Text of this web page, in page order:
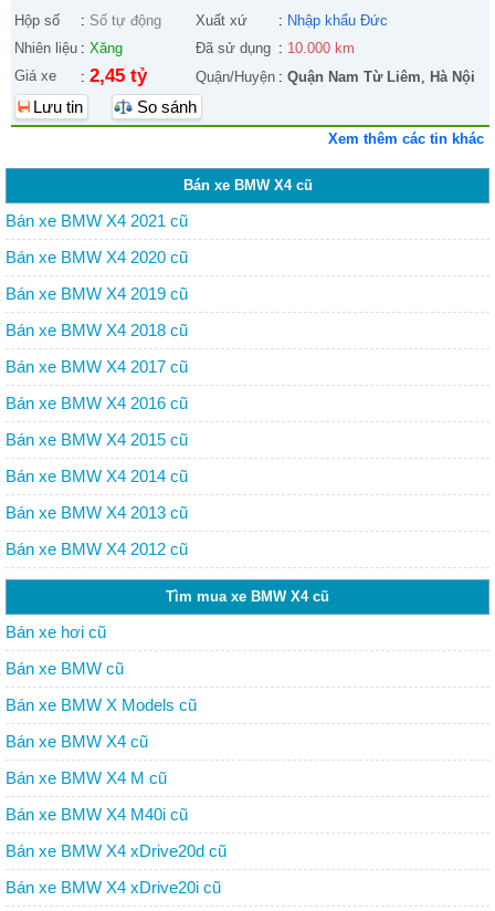
Hộp số : Số tự động Xuất xứ : Nhập khẩu Đức
Nhiên liệu : Xăng Đã sử dụng : 10.000 km
Giá xe
: 2,45 tỷ Quận/Huyện : Quận Nam Từ Liêm, Hà Nội
Lưu tin So sánh
Xem thêm các tin khác
Bán xe BMW X4 cũ
Bán xe BMW X4 2021 cũ
Bán xe BMW X4 2020 cũ
Bán xe BMW X4 2019 cũ
Bán xe BMW X4 2018 cũ
Bán xe BMW X4 2017 cũ
Bán xe BMW X4 2016 cũ
Bán xe BMW X4 2015 cũ
Bán xe BMW X4 2014 cũ
Bán xe BMW X4 2013 cũ
Bán xe BMW X4 2012 cũ
Tìm mua xe BMW X4 cũ
Bán xe hơi cũ
Bán xe BMW cũ
Bán xe BMW X Models cũ
Bán xe BMW X4 cũ
Bán xe BMW X4 M cũ
Bán xe BMW X4 M40i cũ
Bán xe BMW X4 xDrive20d cũ
Bán xe BMW X4 xDrive20i cũ